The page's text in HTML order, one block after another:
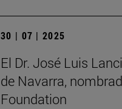
30 | 07 | 2025
El Dr. José Luis
de Navarra,
Foundation